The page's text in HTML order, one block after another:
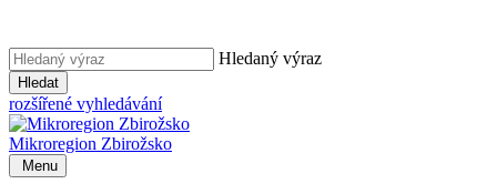
Hledaný výraz
Hledat
rozšířené vyhledávání
Mikroregion Zbirožsko
Menu